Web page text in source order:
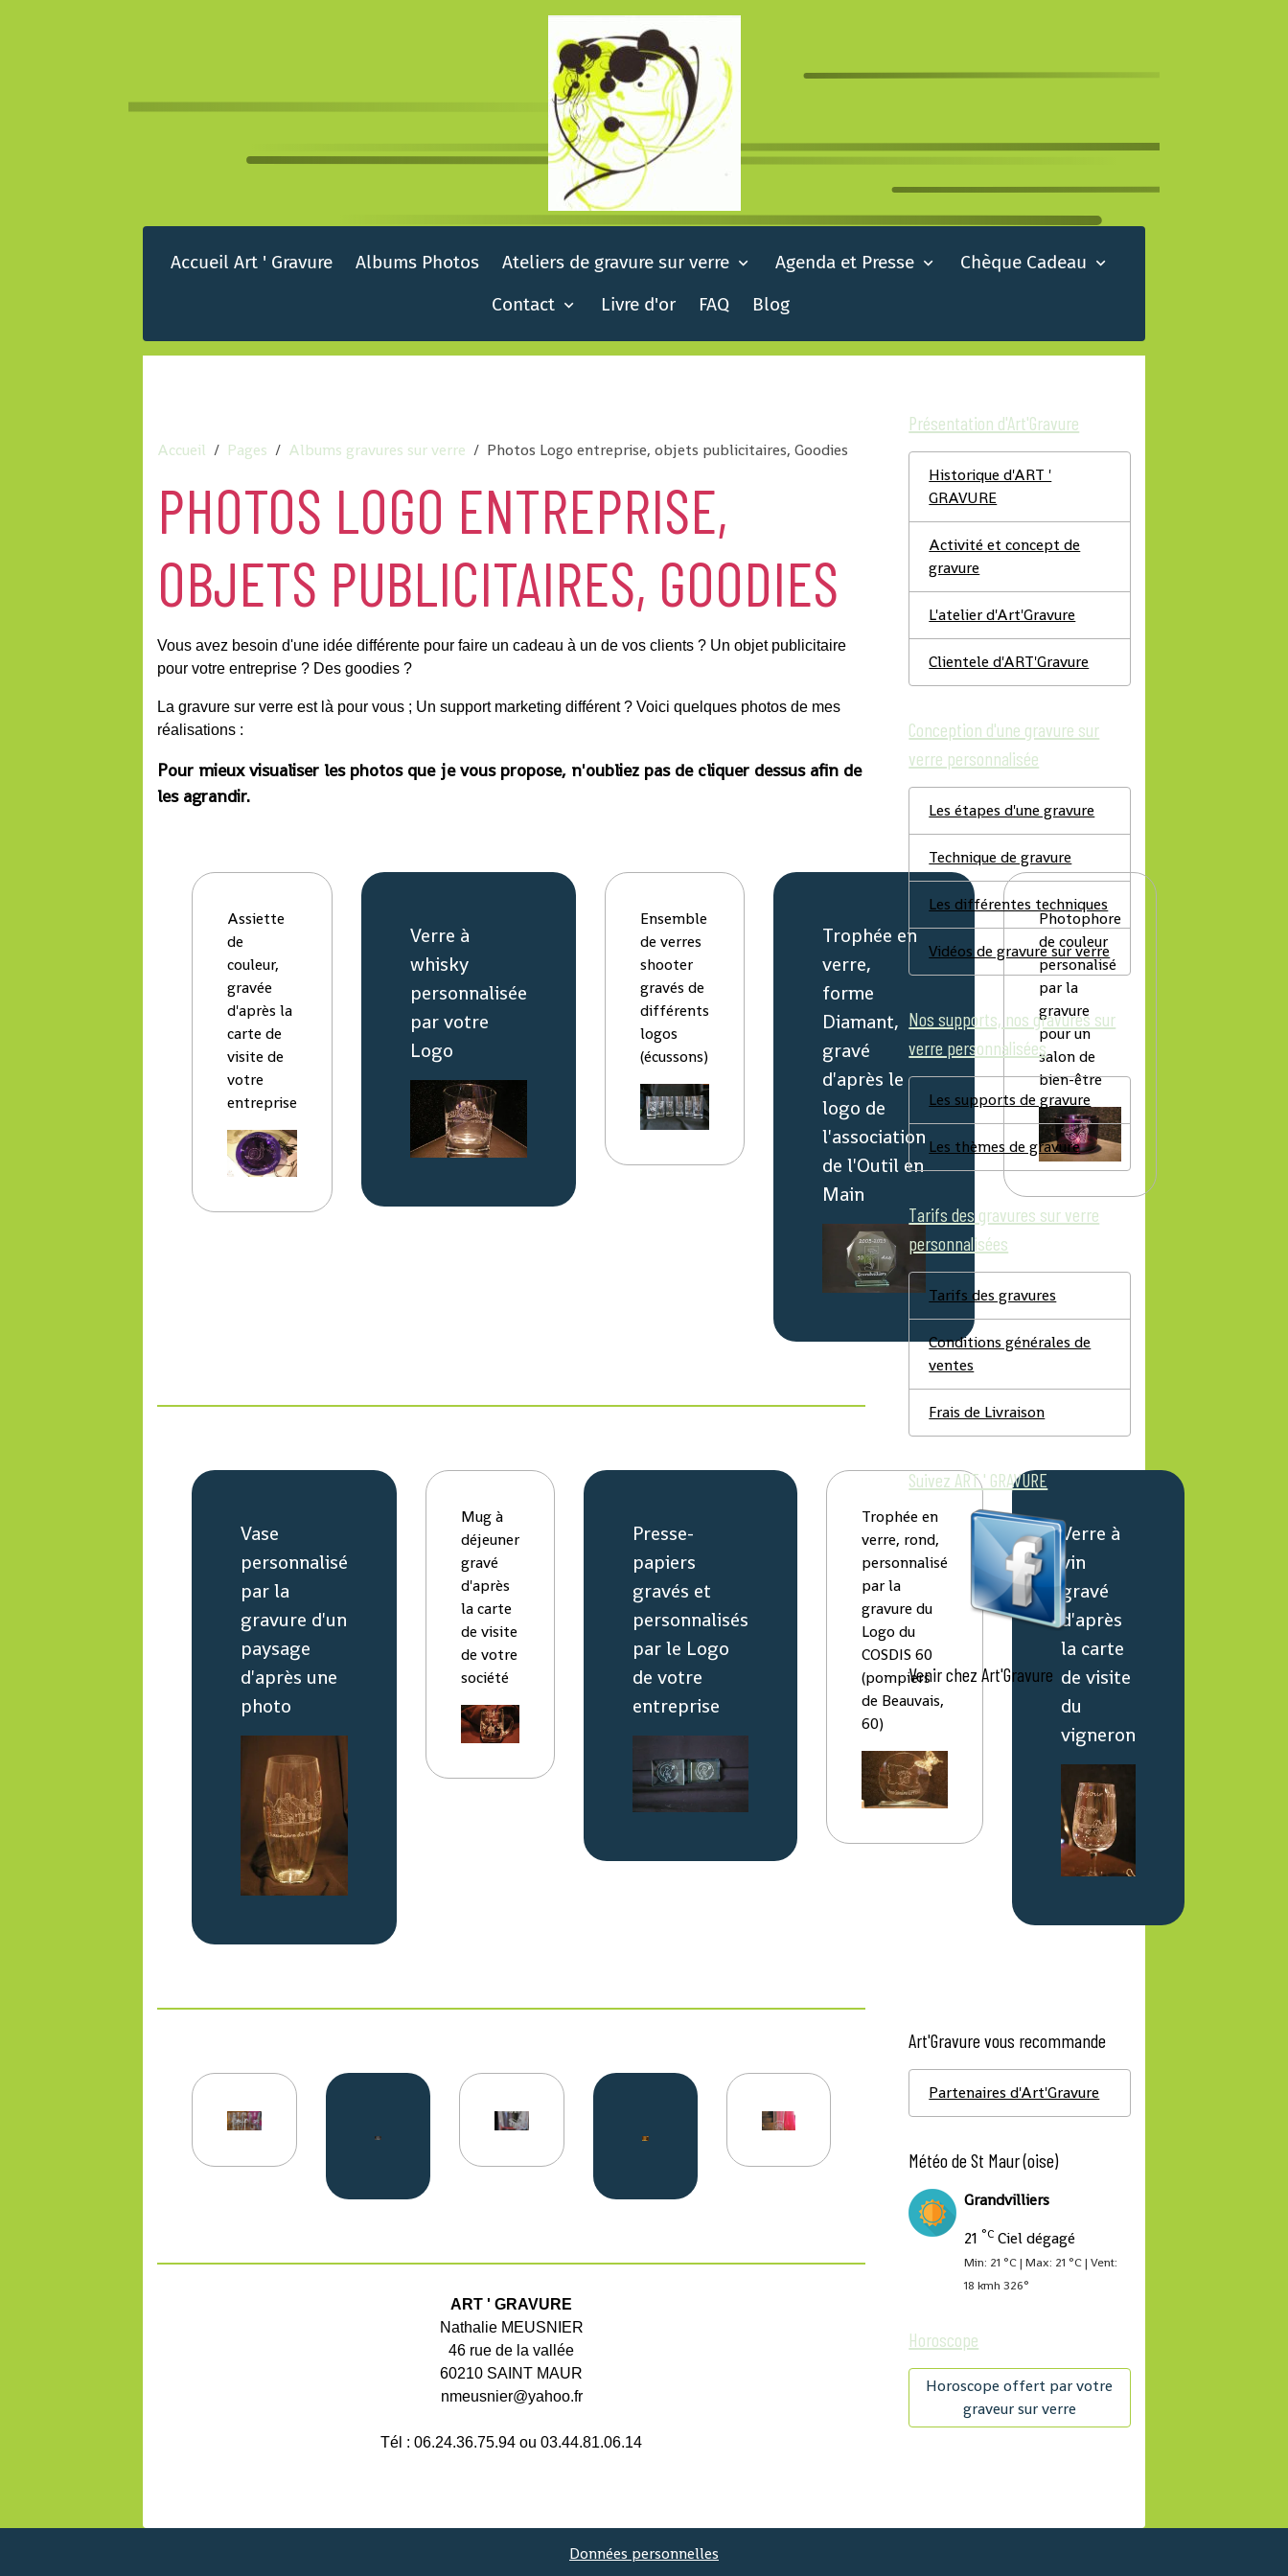
Accueil Art ' Gravure Albums Photos Ateliers de gravure sur verre Agenda et Presse
Chèque Cadeau
Contact
Livre d'or FAQ Blog
Accueil Pages Albums gravures sur verre Photos Logo entreprise, objets publicitaires, Goodies
PHOTOS LOGO ENTREPRISE,
OBJETS PUBLICITAIRES, GOODIES
Vous avez besoin d'une idée différente pour faire un cadeau à un de vos clients ? Un objet publicitaire
pour votre entreprise ? Des goodies ?
La gravure sur verre est là pour vous ; Un support marketing différent ? Voici quelques photos de mes
réalisations :
Pour mieux visualiser les photos que je vous propose, n'oubliez pas de cliquer dessus afin de
les agrandir.
Assiette
de
couleur,
gravée
d'après la
carte de
visite de
votre
entreprise
Verre à
whisky
personnalisée
par votre
Logo
Ensemble
de verres
shooter
gravés de
différents
logos
(écussons)
Trophée en
verre,
forme
Diamant,
gravé
d'après le
logo de
l'association
de l'Outil en
Main
Photophore
de couleur
personalisé
par la
gravure
pour un
salon de
bien-être
Vase
personnalisé
par la
gravure d'un
paysage
d'après une
photo
Mug à
déjeuner
gravé
d'après
la carte
de visite
de votre
société
Presse-
papiers
gravés et
personnalisés
par le Logo
de votre
entreprise
Trophée en
verre, rond,
personnalisé
par la
gravure du
Logo du
COSDIS 60
(pompiers
de Beauvais,
60)
Verre à
vin
gravé
d'après
la carte
de visite
du
vigneron
ART ' GRAVURE
Nathalie MEUSNIER
46 rue de la vallée
60210 SAINT MAUR
nmeusnier@yahoo.fr
Tél : 06.24.36.75.94 ou 03.44.81.06.14
Présentation d'Art'Gravure
Historique d'ART '
GRAVURE
Activité et concept de
gravure
L'atelier d'Art'Gravure
Clientele d'ART'Gravure
Conception d'une gravure sur
verre personnalisée
Les étapes d'une gravure
Technique de gravure
Les différentes techniques
Vidéos de gravure sur verre
Nos supports, nos gravures sur
verre personnalisées
Les supports de gravure
Les thèmes de gravure
Tarifs des gravures sur verre
personnalisées
Tarifs des gravures
Conditions générales de
ventes
Frais de Livraison
Suivez ART ' GRAVURE
Venir chez Art'Gravure
Art'Gravure vous recommande
Partenaires d'Art'Gravure
Météo de St Maur (oise)
Grandvilliers
21 °C Ciel dégagé
Min: 21 °C | Max: 21 °C | Vent:
18 kmh 326°
Horoscope
Horoscope offert par votre
graveur sur verre
Données personnelles